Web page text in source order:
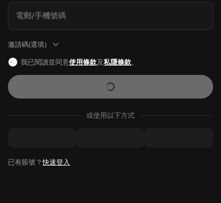
電郵/手機號碼
邀請碼(選填)
我已閱讀並同意使用條款及私隱條款。
或使用以下方式
已有賬號？快速登入